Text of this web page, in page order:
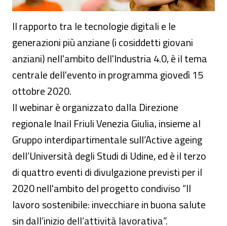
Il rapporto tra le tecnologie digitali e le
generazioni più anziane (i cosiddetti giovani
anziani) nell'ambito dell'Industria 4.0, è il tema
centrale dell'evento in programma giovedì 15
ottobre 2020.
Il webinar è organizzato dalla Direzione
regionale Inail Friuli Venezia Giulia, insieme al
Gruppo interdipartimentale sull’Active ageing
dell’Università degli Studi di Udine, ed è il terzo
di quattro eventi di divulgazione previsti per il
2020 nell'ambito del progetto condiviso “Il
lavoro sostenibile: invecchiare in buona salute
sin dall’inizio dell’attività lavorativa”.